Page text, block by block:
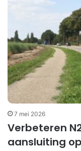
7 mei 2026
Verbeteren
aansluiting